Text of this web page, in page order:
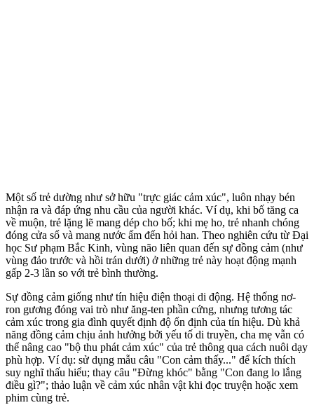
Một số trẻ dường như sở hữu "trực giác cảm xúc", luôn nhạy bén
nhận ra và đáp ứng nhu cầu của người khác. Ví dụ, khi bố tăng ca
về muộn, trẻ lặng lẽ mang dép cho bố; khi mẹ ho, trẻ nhanh chóng
đóng cửa sổ và mang nước ấm đến hỏi han. Theo nghiên cứu từ Đại
học Sư phạm Bắc Kinh, vùng não liên quan đến sự đồng cảm (như
vùng đảo trước và hồi trán dưới) ở những trẻ này hoạt động mạnh
gấp 2-3 lần so với trẻ bình thường.
Sự đồng cảm giống như tín hiệu điện thoại di động. Hệ thống nơ-
ron gương đóng vai trò như ăng-ten phần cứng, nhưng tương tác
cảm xúc trong gia đình quyết định độ ổn định của tín hiệu. Dù khả
năng đồng cảm chịu ảnh hưởng bởi yếu tố di truyền, cha mẹ vẫn có
thể nâng cao "bộ thu phát cảm xúc" của trẻ thông qua cách nuôi dạy
phù hợp. Ví dụ: sử dụng mẫu câu "Con cảm thấy..." để kíc‌h thí‌ch
suy nghĩ thấu hiểu; thay câu "Đừng khóc" bằng "Con đang lo lắng
điều gì?"; thảo luận về cảm xúc nhân vật khi đọc truyện hoặc xem
phim cùng trẻ.